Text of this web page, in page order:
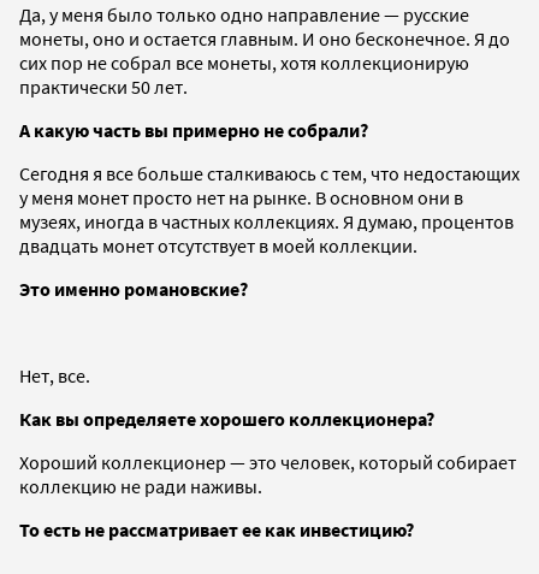
Да, у меня было только одно направление — русские
монеты, оно и остается главным. И оно бесконечное. Я до
сих пор не собрал все монеты, хотя коллекционирую
практически 50 лет.
А какую часть вы примерно не собрали?
Сегодня я все больше сталкиваюсь с тем, что недостающих
у меня монет просто нет на рынке. В основном они в
музеях, иногда в частных коллекциях. Я думаю, процентов
двадцать монет отсутствует в моей коллекции.
Это именно романовские?
Нет, все.
Как вы определяете хорошего коллекционера?
Хороший коллекционер — это человек, который собирает
коллекцию не ради наживы.
То есть не рассматривает ее как инвестицию?